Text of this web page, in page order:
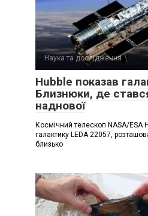
Наука та дослідження
Hubble показав
Близнюки, де
наднової
Космічний телескоп NASA/ESA
галактику LEDA 22057,
близько